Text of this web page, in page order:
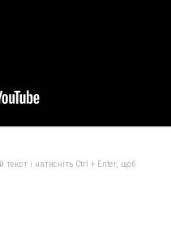
і натисніть Ctrl + Enter, щоб